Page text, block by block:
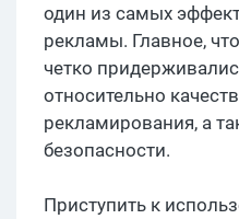
один из самых
рекламы. Главное,
четко
относительно
рекламирования, а
безопасности.
Приступить к